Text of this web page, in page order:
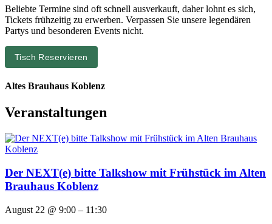
Beliebte Termine sind oft schnell ausverkauft, daher lohnt es sich,
Tickets frühzeitig zu erwerben. Verpassen Sie unsere legendären
Partys und besonderen Events nicht.
Tisch Reservieren
Altes Brauhaus Koblenz
Veranstaltungen
Der NEXT(e) bitte Talkshow mit Frühstück im Alten
Brauhaus Koblenz
August 22 @ 9:00 – 11:30